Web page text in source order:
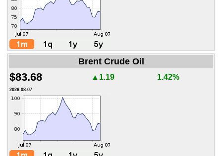
Brent Crude Oil
$83.68 ▲1.19 1.42%
2026.08.07